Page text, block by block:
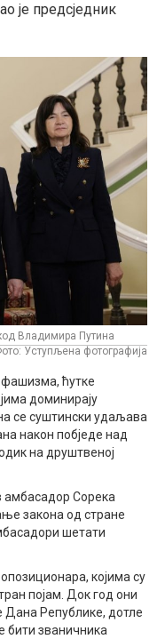
је предсједник
Владимира Путина
Уступљена фотографија
фашизма, ћутке
доминирају
се суштински удаљава
након побједе над
на друштвеној
амбасадор Сорека
закона од стране
шетати
којима су
појам. Док год они
Републике, дотле
званичника